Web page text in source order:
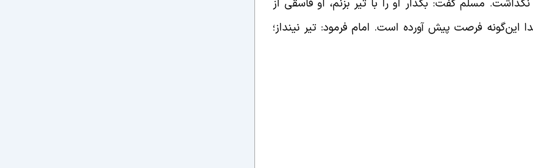
مسلم گفت: بگذار او را با تیر بزنم، او فاسقی از
فرصت پیش آورده است. امام فرمود: تیر نینداز؛